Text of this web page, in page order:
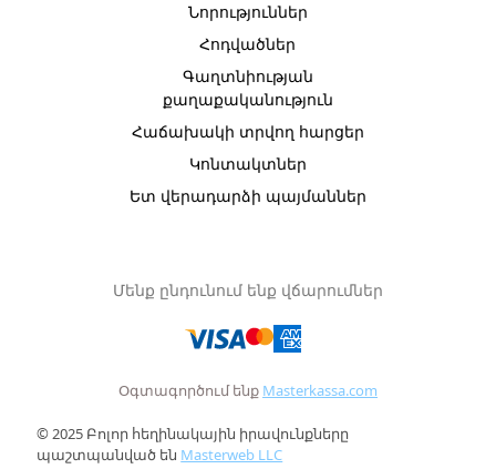
Նորություններ
Հոդվածներ
Գաղտնիության
քաղաքականություն
Հաճախակի տրվող հարցեր
Կոնտակտներ
Ետ վերադարձի պայմաններ
Մենք ընդունում ենք վճարումներ
Օգտագործում ենք Masterkassa.com
© 2025 Բոլոր հեղինակային իրավունքները
պաշտպանված են Masterweb LLC